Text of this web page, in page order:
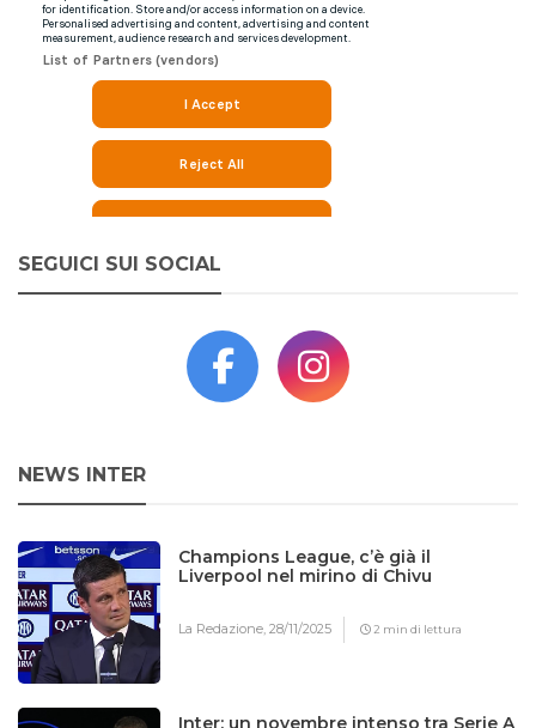
SEGUICI SUI SOCIAL
NEWS INTER
Champions League, c’è già il
Liverpool nel mirino di Chivu
La Redazione,28/11/2025 2 min di lettura